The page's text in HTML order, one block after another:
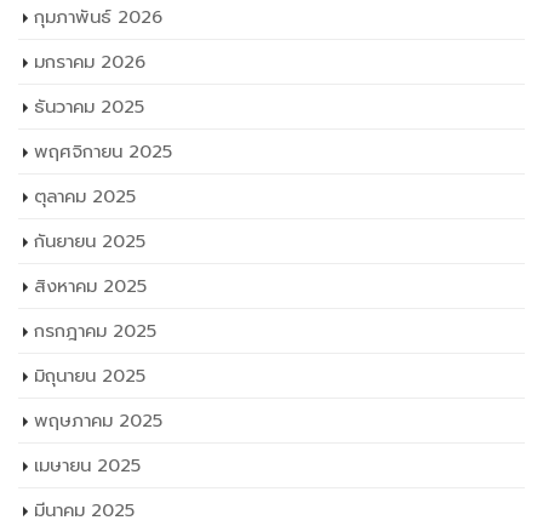
กุมภาพันธ์ 2026
มกราคม 2026
ธันวาคม 2025
พฤศจิกายน 2025
ตุลาคม 2025
กันยายน 2025
สิงหาคม 2025
กรกฎาคม 2025
มิถุนายน 2025
พฤษภาคม 2025
เมษายน 2025
มีนาคม 2025